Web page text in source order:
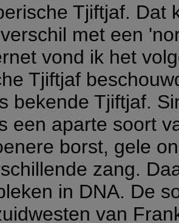
Tjiftjaf. Dat
met een
vond ik het
Tjiftjaf
bekende Tjiftjaf.
een aparte soort
borst, gele
zang.
in DNA. De
van